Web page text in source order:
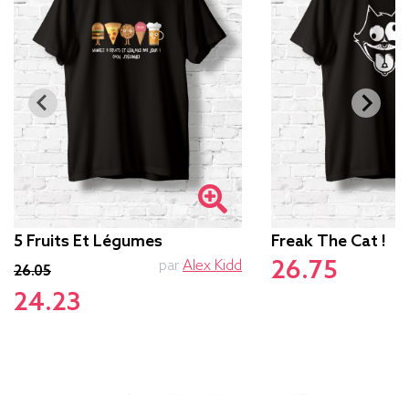
5 Fruits Et Légumes
26.05
24.23
par Alex Kidd
Freak The Cat !
26.75